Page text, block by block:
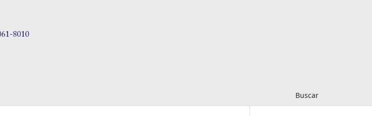
Buscar